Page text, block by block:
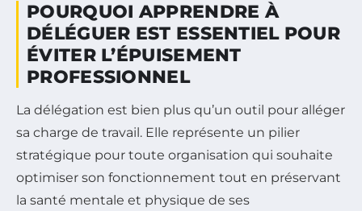
POURQUOI APPRENDRE À
DÉLÉGUER EST ESSENTIEL POUR
ÉVITER L’ÉPUISEMENT
PROFESSIONNEL
La délégation est bien plus qu’un outil pour alléger
sa charge de travail. Elle représente un pilier
stratégique pour toute organisation qui souhaite
optimiser son fonctionnement tout en préservant
la santé mentale et physique de ses